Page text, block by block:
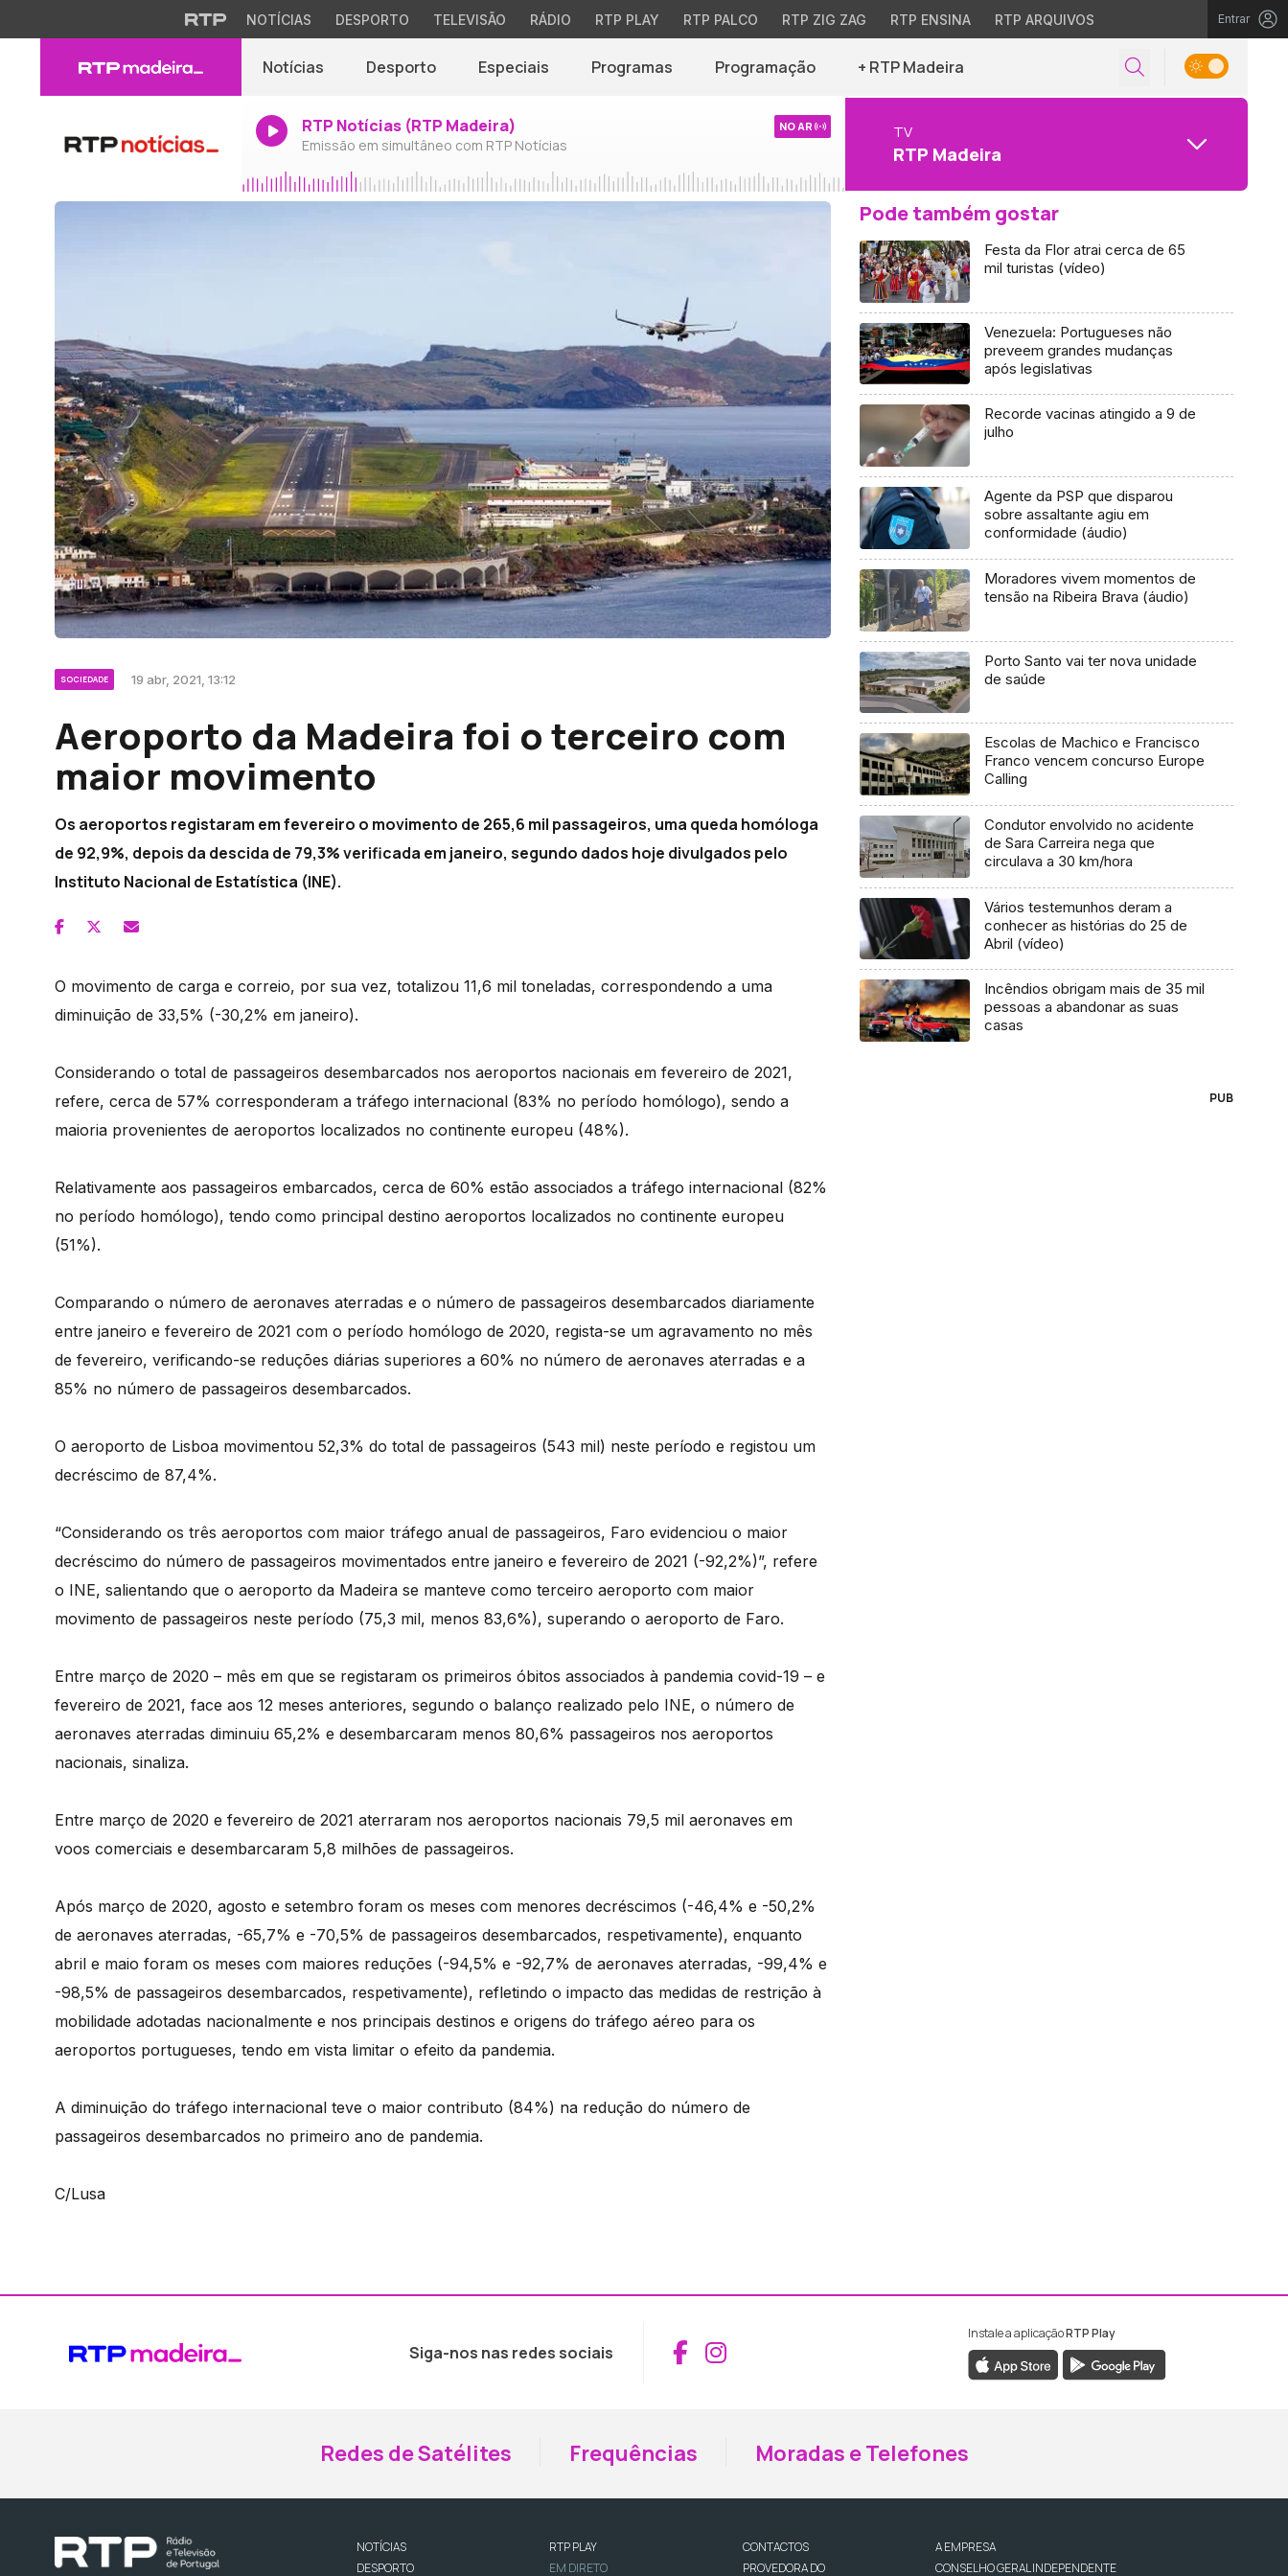
NOTÍCIAS DESPORTO TELEVISÃO RÁDIO RTP PLAY RTP PALCO RTP ZIG ZAG RTP ENSINA RTP ARQUIVOS Entrar
Notícias Desporto Especiais Programas Programação + RTP Madeira
RTP Notícias (RTP Madeira)
Emissão em simultâneo com RTP Notícias
NO AR TV
RTP Madeira
SOCIEDADE 19 abr, 2021, 13:12
Aeroporto da Madeira foi o terceiro com
maior movimento
Os aeroportos registaram em fevereiro o movimento de 265,6 mil passageiros, uma queda homóloga
de 92,9%, depois da descida de 79,3% verificada em janeiro, segundo dados hoje divulgados pelo
Instituto Nacional de Estatística (INE).
O movimento de carga e correio, por sua vez, totalizou 11,6 mil toneladas, correspondendo a uma
diminuição de 33,5% (-30,2% em janeiro).
Considerando o total de passageiros desembarcados nos aeroportos nacionais em fevereiro de 2021,
refere, cerca de 57% corresponderam a tráfego internacional (83% no período homólogo), sendo a
maioria provenientes de aeroportos localizados no continente europeu (48%).
Relativamente aos passageiros embarcados, cerca de 60% estão associados a tráfego internacional (82%
no período homólogo), tendo como principal destino aeroportos localizados no continente europeu
(51%).
Comparando o número de aeronaves aterradas e o número de passageiros desembarcados diariamente
entre janeiro e fevereiro de 2021 com o período homólogo de 2020, regista-se um agravamento no mês
de fevereiro, verificando-se reduções diárias superiores a 60% no número de aeronaves aterradas e a
85% no número de passageiros desembarcados.
O aeroporto de Lisboa movimentou 52,3% do total de passageiros (543 mil) neste período e registou um
decréscimo de 87,4%.
“Considerando os três aeroportos com maior tráfego anual de passageiros, Faro evidenciou o maior
decréscimo do número de passageiros movimentados entre janeiro e fevereiro de 2021 (-92,2%)”, refere
o INE, salientando que o aeroporto da Madeira se manteve como terceiro aeroporto com maior
movimento de passageiros neste período (75,3 mil, menos 83,6%), superando o aeroporto de Faro.
Entre março de 2020 – mês em que se registaram os primeiros óbitos associados à pandemia covid-19 – e
fevereiro de 2021, face aos 12 meses anteriores, segundo o balanço realizado pelo INE, o número de
aeronaves aterradas diminuiu 65,2% e desembarcaram menos 80,6% passageiros nos aeroportos
nacionais, sinaliza.
Entre março de 2020 e fevereiro de 2021 aterraram nos aeroportos nacionais 79,5 mil aeronaves em
voos comerciais e desembarcaram 5,8 milhões de passageiros.
Após março de 2020, agosto e setembro foram os meses com menores decréscimos (-46,4% e -50,2%
de aeronaves aterradas, -65,7% e -70,5% de passageiros desembarcados, respetivamente), enquanto
abril e maio foram os meses com maiores reduções (-94,5% e -92,7% de aeronaves aterradas, -99,4% e
-98,5% de passageiros desembarcados, respetivamente), refletindo o impacto das medidas de restrição à
mobilidade adotadas nacionalmente e nos principais destinos e origens do tráfego aéreo para os
aeroportos portugueses, tendo em vista limitar o efeito da pandemia.
A diminuição do tráfego internacional teve o maior contributo (84%) na redução do número de
passageiros desembarcados no primeiro ano de pandemia.
C/Lusa
Pode também gostar
Festa da Flor atrai cerca de 65
mil turistas (vídeo)
Venezuela: Portugueses não
preveem grandes mudanças
após legislativas
Recorde vacinas atingido a 9 de
julho
Agente da PSP que disparou
sobre assaltante agiu em
conformidade (áudio)
Moradores vivem momentos de
tensão na Ribeira Brava (áudio)
Porto Santo vai ter nova unidade
de saúde
Escolas de Machico e Francisco
Franco vencem concurso Europe
Calling
Condutor envolvido no acidente
de Sara Carreira nega que
circulava a 30 km/hora
Vários testemunhos deram a
conhecer as histórias do 25 de
Abril (vídeo)
Incêndios obrigam mais de 35 mil
pessoas a abandonar as suas
casas
PUB
Siga-nos nas redes sociais Aceder ao Facebook da RTP Madeira
Aceder ao Instagram da RTP Madeira
Instale a aplicaçãoRTP Play
Redes de Satélites Frequências Moradas e Telefones
NOTÍCIAS
DESPORTO
RTP PLAY
EM DIRETO
CONTACTOS
PROVEDORA DO
A EMPRESA
CONSELHO GERAL INDEPENDENTE